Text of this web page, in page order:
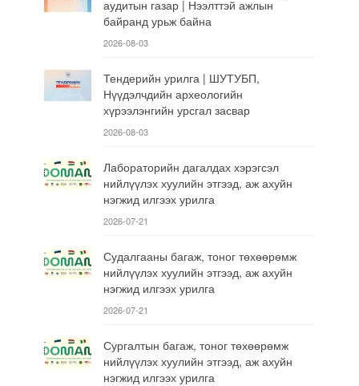
аудитын газар | Нээлттэй ажлын
байранд урьж байна
2026-08-03
Тендерийн урилга | ШУТУБП,
Нүүдэлчдийн археологийн
хүрээлэнгийн урсгал засвар
2026-08-03
Лабораторийн дагалдах хэрэгсэл
нийлүүлэх хуулийн этгээд, аж ахуйн
нэгжид илгээх урилга
2026-07-21
Судалгааны багаж, тоног төхөөрөмж
нийлүүлэх хуулийн этгээд, аж ахуйн
нэгжид илгээх урилга
2026-07-21
Сургалтын багаж, тоног төхөөрөмж
нийлүүлэх хуулийн этгээд, аж ахуйн
нэгжид илгээх урилга